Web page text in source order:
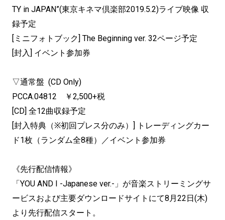
TY in JAPAN”(東京キネマ倶楽部2019.5.2)ライブ映像 収
録予定
[ミニフォトブック] The Beginning ver. 32ページ予定
[封入] イベント参加券
▽通常盤 (CD Only)
PCCA.04812 ￥2,500+税
[CD] 全12曲収録予定
[封入特典（※初回プレス分のみ）] トレーディングカー
ド1枚（ランダム全8種）／イベント参加券
《先行配信情報》
「YOU AND I -Japanese ver.-」が音楽ストリーミングサ
ービスおよび主要ダウンロードサイトにて8月22日(木)
より先行配信スタート。